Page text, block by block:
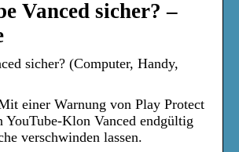
Vanced sicher? –
sicher? (Computer, Handy,
einer Warnung von Play Protect
Klon Vanced endgültig
verschwinden lassen.